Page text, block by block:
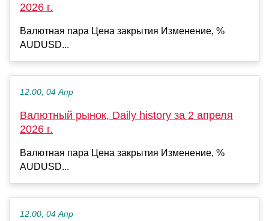
2026 г.
Валютная пара Цена закрытия Изменение, %
AUDUSD...
12:00, 04 Апр
Валютный рынок, Daily history за 2 апреля
2026 г.
Валютная пара Цена закрытия Изменение, %
AUDUSD...
12:00, 04 Апр